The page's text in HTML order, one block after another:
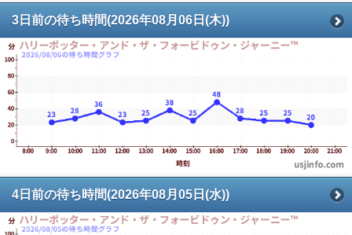
3日前の待ち時間(2026年08月06日(木))
4日前の待ち時間(2026年08月05日(水))